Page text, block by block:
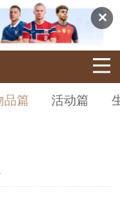
✕
品篇 活动篇